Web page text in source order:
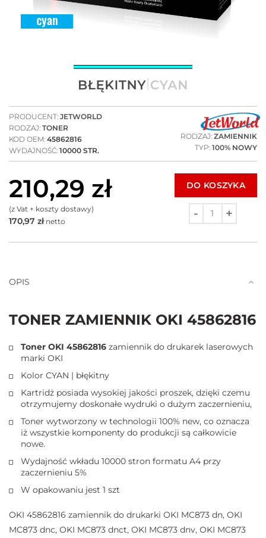
PRODUCENT: JETWORLD
RODZAJ: TONER
KOD OEM: 45862816
WYDAJNOŚĆ: 10000 STR.
RODZAJ: ZAMIENNIK
TYP: 100% NOWY
210,29 zł
(z Vat + koszty dostawy)
170,97 złnetto
DO KOSZYKA
OPIS
TONER ZAMIENNIK OKI 45862816
Toner OKI 45862816 zamiennik do drukarek laserowych
marki OKI
Kolor CYAN | błękitny
Kartridż posiada wysokiej jakości proszek, dzięki czemu
otrzymujemy doskonałe wydruki o dużym zaczernieniu,
Toner wytworzony w technologii 100% new, co oznacza
iż wszystkie komponenty do produkcji są całkowicie
nowe.
Wydajność wkładu 10000 stron formatu A4 przy
zaczernieniu 5%
W opakowaniu jest 1 szt
OKI 45862816 zamiennik do drukarki OKI MC873 dn, OKI
MC873 dnc, OKI MC873 dnct, OKI MC873 dnv, OKI MC873